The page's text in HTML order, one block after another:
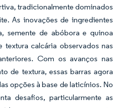
tradicionalmente dominados
As inovações de ingredientes
semente de abóbora e quinoa
textura calcária observados nas
Com os avanços nas
de textura, essas barras agora
opções à base de laticínios. No
desafios, particularmente as